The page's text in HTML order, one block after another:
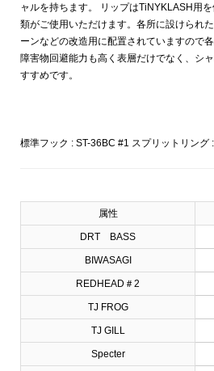
ャルを持ちます。 リップはTiNYKLASH用
類がご使用いただけます。各所に設けられ
ーンなどの改造用に配置されていますので
障害物回避能力も高く表層だけでなく、シ
すすめです。
標準フック : ST-36BC #1 スプリットリング
属性
DRT BASS
BIWASAGI
REDHEAD＃2
TJ FROG
TJ GILL
Specter